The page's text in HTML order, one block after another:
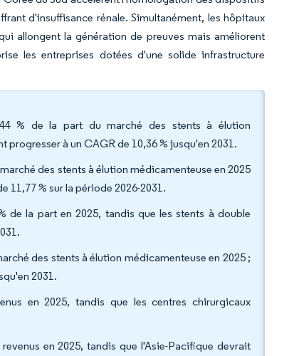
d'insuffisance rénale. Simultanément, les hôpitaux
allongent la génération de preuves mais améliorent
les entreprises dotées d'une solide infrastructure
% de la part du marché des stents à élution
à un CAGR de 10,36 % jusqu'en 2031.
des stents à élution médicamenteuse en 2025
11,77 % sur la période 2026-2031.
de la part en 2025, tandis que les stents à double
des stents à élution médicamenteuse en 2025 ;
2031.
en 2025, tandis que les centres chirurgicaux
en 2025, tandis que l'Asie-Pacifique devrait